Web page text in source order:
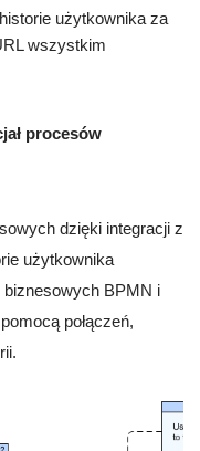
użytkownika za
wszystkim
procesów
dzięki integracji z
użytkownika
biznesowych BPMN i
połączeń,